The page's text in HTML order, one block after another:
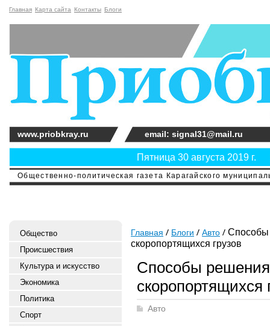
Главная Карта сайта Контакты Блоги
Общественно-политическая газета Карагайского
Пятница 30 августа 2019 г.
www.priobkray.ru email: signal31@mail.ru
Общество
Происшествия
Культура и искусство
Экономика
Политика
Спорт
Главная Блоги Авто
Способы
скоропортящихся грузов
Способы решения
скоропортящихся
Авто